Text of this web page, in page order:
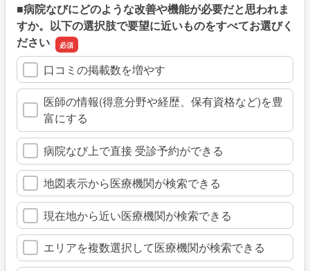
■病院なびにどのような改善や機能が必要だと思われま
すか。以下の選択肢で要望に近いものをすべてお選びく
ださい
口コミの掲載数を増やす
医師の情報(得意分野や経歴、保有資格など)を豊
富にする
病院なび上で直接 受診予約ができる
地図表示から医療機関が検索できる
現在地から近い医療機関が検索できる
エリアを複数選択して医療機関が検索できる